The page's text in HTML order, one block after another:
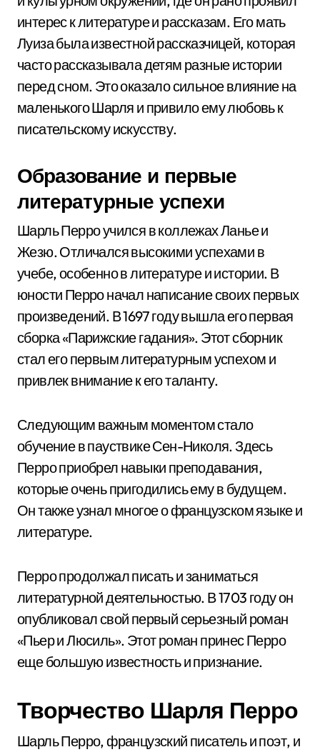
интерес к литературе и рассказам. Его мать
Луиза была известной рассказчицей, которая
часто рассказывала детям разные истории
перед сном. Это оказало сильное влияние на
маленького Шарля и привило ему любовь к
писательскому искусству.
Образование и первые
литературные успехи
Шарль Перро учился в коллежах Ланье и
Жезю. Отличался высокими успехами в
учебе, особенно в литературе и истории. В
юности Перро начал написание своих первых
произведений. В 1697 году вышла его первая
сборка «Парижские гадания». Этот сборник
стал его первым литературным успехом и
привлек внимание к его таланту.
Следующим важным моментом стало
обучение в пауствике Сен-Николя. Здесь
Перро приобрел навыки преподавания,
которые очень пригодились ему в будущем.
Он также узнал многое о французском языке и
литературе.
Перро продолжал писать и заниматься
литературной деятельностью. В 1703 году он
опубликовал свой первый серьезный роман
«Пьер и Люсиль». Этот роман принес Перро
еще большую известность и признание.
Творчество Шарля Перро
Шарль Перро, французский писатель и поэт, и